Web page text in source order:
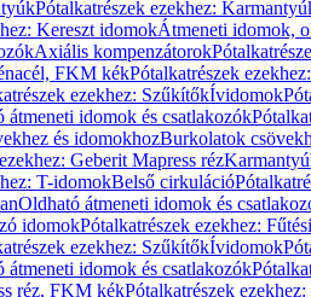
Pótalkatrészek ezekhez:
Kereszt idomokÁtmeneti idomok,
Axiális kompenzátorok
FKM kékPótalkatrészek
ezekhez: SzűkítőkÍvidomok
átmeneti idomok és csatlakozók
és idomokhozBurkolatok
Geberit Mapress réz
T-idomokBelső cirkuláció
Oldható átmeneti idomok és
idomokPótalkatrészek ezekhez:
ezekhez: SzűkítőkÍvidomok
átmeneti idomok és csatlakozók
réz, FKM kékPótalkatrészek